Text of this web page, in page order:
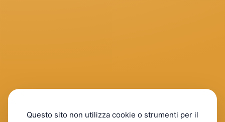
Questo sito non utilizza cookie o strumenti per il